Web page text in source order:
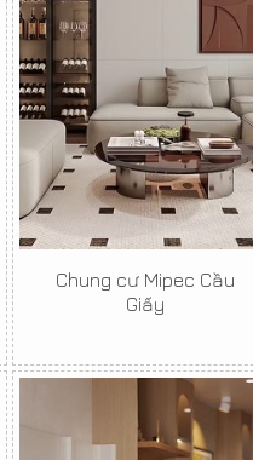
Chung cư Mipec Cầu
Giấy